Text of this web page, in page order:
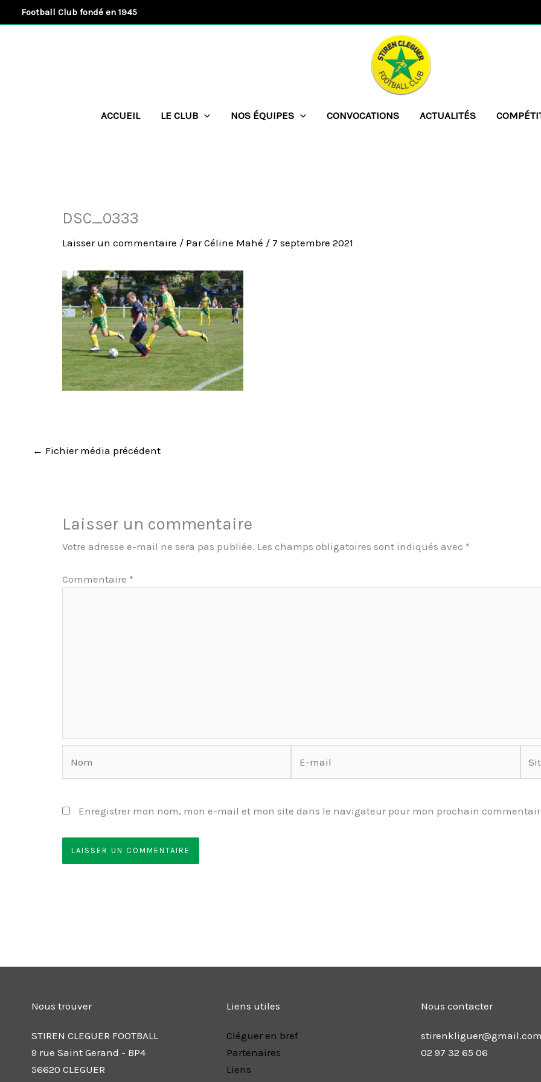
au
Football Club fondé en 1945
ACCUEIL LE CLUB NOS ÉQUIPES CONVOCATIONS ACTUALITÉS
DSC_0333
Laisser un commentaire / ParCéline Mahé / 7 septembre 2021
← Fichier média précédent
Laisser un commentaire
Votre adresse e-mail ne sera pas publiée. Les champs obligatoires sont indiqués avec *
Commentaire *
Enregistrer mon nom, mon e-mail et mon site dans le navigateur pour mon prochain
Nous trouver
STIREN CLEGUER FOOTBALL
9 rue Saint Gerand - BP4
56620 CLEGUER
Liens utiles
Cléguer en bref
Partenaires
Liens
Nous contacter
02 97 32 65 06